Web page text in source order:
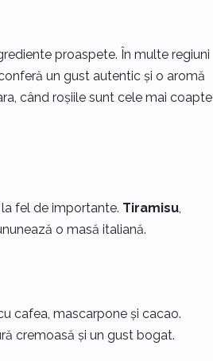
proaspete. În multe regiuni
un gust autentic și o aromă
când roșiile sunt cele mai coapte
fel de importante. Tiramisu,
o masă italiană.
cafea, mascarpone și cacao.
cremoasă și un gust bogat.